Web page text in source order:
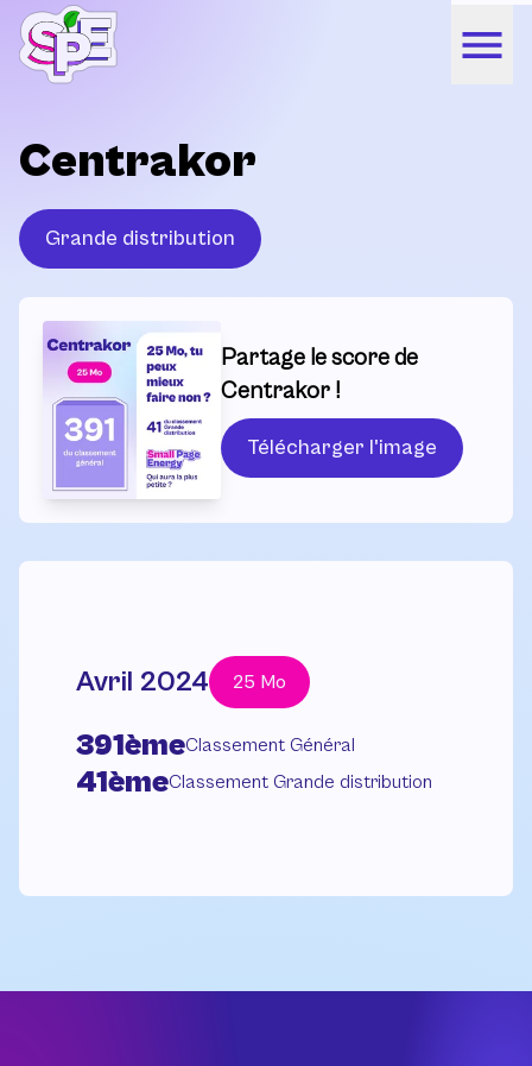
Centrakor
Grande distribution
Partage le score de
Centrakor !
Télécharger l'image
Avril 2024 25 Mo
391èmeClassement Général
41èmeClassement Grande distribution